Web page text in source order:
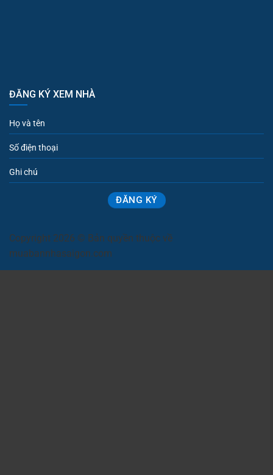
ĐĂNG KÝ XEM NHÀ
Copyright 2026 © Bản quyền thuộc về
muabannhasaigon.com